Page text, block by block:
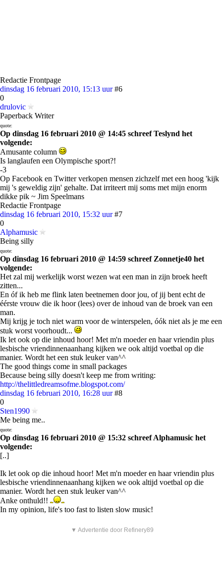
Redactie Frontpage
dinsdag 16 februari 2010, 15:13 uur #6
0
drulovic
Paperback Writer
quote:
Op dinsdag 16 februari 2010 @ 14:45 schreef Teslynd het
volgende:
Amusante column
Is langlaufen een Olympische sport?!
-3
Op Facebook en Twitter verkopen mensen zichzelf met een hoog 'kijk
mij 's geweldig zijn' gehalte. Dat irriteert mij soms met mijn enorm
dikke pik ~ Jim Speelmans
Redactie Frontpage
dinsdag 16 februari 2010, 15:32 uur #7
0
Alphamusic
Being silly
quote:
Op dinsdag 16 februari 2010 @ 14:59 schreef Zonnetje40 het
volgende:
Het zal mij werkelijk worst wezen wat een man in zijn broek heeft
zitten...
En óf ik heb me flink laten beetnemen door jou, of jij bent echt de
éérste vrouw die ik hoor (lees) over de inhoud van de broek van een
man.
Mij krijg je toch niet warm voor de winterspelen, óók niet als je me een
stuk worst voorhoudt...
Ik let ook op die inhoud hoor! Met m'n moeder en haar vriendin plus
lesbische vriendinnenaanhang kijken we ook altijd voetbal op die
manier. Wordt het een stuk leuker van^^
The good things come in small packages
Because being silly doesn't keep me from writing:
http://thelittledreamsofme.blogspot.com/
dinsdag 16 februari 2010, 16:28 uur #8
0
Sten1990
Me being me..
quote:
Op dinsdag 16 februari 2010 @ 15:32 schreef Alphamusic het
volgende:
[..]
Ik let ook op die inhoud hoor! Met m'n moeder en haar vriendin plus
lesbische vriendinnenaanhang kijken we ook altijd voetbal op die
manier. Wordt het een stuk leuker van^^
Anke onthuld!!
In my opinion, life's too fast to listen slow music!
▼ Advertentie door Refinery89